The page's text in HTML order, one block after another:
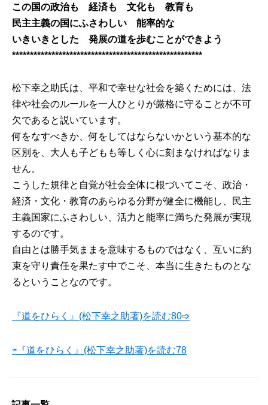
この国の政治も 経済も 文化も 教育も
民主主義の国にふさわしい 能率的な
いきいきとした 発展の道を歩むことができよう
*****************************************************
松下幸之助氏は、平和で幸せな社会を築くためには、法
律や社会のルールを一人ひとりが厳格に守ることが不可
欠であると説いています。
何をなすべきか、何をしてはならないかという基本的な
区別を、大人も子どもも等しく心に刻まなければなりま
せん。
こうした規律と自覚が社会全体に根づいてこそ、政治・
経済・文化・教育のあらゆる分野が健全に機能し、民主
主義国家にふさわしい、活力と能率に満ちた発展が実現
するのです。
自由とは勝手気ままを意味するものではなく、互いに約
束を守り責任を果たす中でこそ、本当に生きたものとな
るということなのです。
『道をひらく』(松下幸之助著)を読む80➩
⇦『道をひらく』(松下幸之助著)を読む78